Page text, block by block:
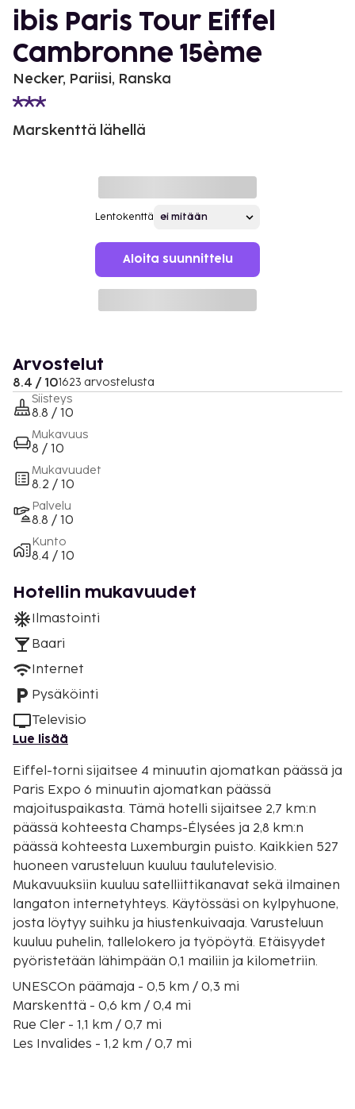
ibis Paris Tour Eiffel
Cambronne 15ème
Necker, Pariisi, Ranska
Marskenttä lähellä
Lentokenttä
Aloita suunnittelu
Arvostelut
8.4 / 101623 arvostelusta
Siisteys
8.8 / 10
Mukavuus
8 / 10
Mukavuudet
8.2 / 10
Palvelu
8.8 / 10
Kunto
8.4 / 10
Hotellin mukavuudet
Ilmastointi
Baari
Internet
Pysäköinti
Televisio
Lue lisää
Eiffel-torni sijaitsee 4 minuutin ajomatkan päässä ja
Paris Expo 6 minuutin ajomatkan päässä
majoituspaikasta. Tämä hotelli sijaitsee 2,7 km:n
päässä kohteesta Champs-Élysées ja 2,8 km:n
päässä kohteesta Luxemburgin puisto. Kaikkien 527
huoneen varusteluun kuuluu taulutelevisio.
Mukavuuksiin kuuluu satelliittikanavat sekä ilmainen
langaton internetyhteys. Käytössäsi on kylpyhuone,
josta löytyy suihku ja hiustenkuivaaja. Varusteluun
kuuluu puhelin, tallelokero ja työpöytä. Etäisyydet
pyöristetään lähimpään 0,1 mailiin ja kilometriin.
UNESCOn päämaja - 0,5 km / 0,3 mi
Marskenttä - 0,6 km / 0,4 mi
Rue Cler - 1,1 km / 0,7 mi
Les Invalides - 1,2 km / 0,7 mi